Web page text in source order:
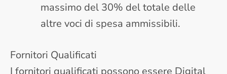
massimo del 30% del totale delle
altre voci di spesa ammissibili.
Fornitori Qualificati
I fornitori qualificati possono essere Digital